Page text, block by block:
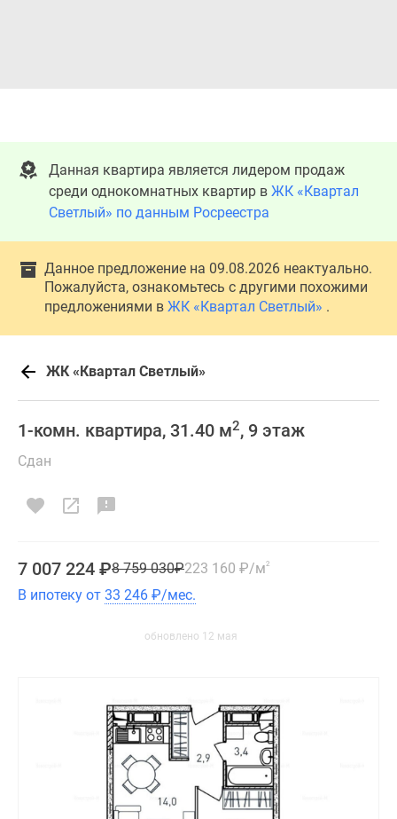
Данная квартира является лидером продаж
среди однокомнатных квартир в ЖК «Квартал
Светлый» по данным Росреестра
Данное предложение на 09.08.2026 неактуально.
Пожалуйста, ознакомьтесь с другими похожими
предложениями в ЖК «Квартал Светлый» .
ЖК «Квартал Светлый»
1-комн. квартира, 31.40 м2, 9 этаж
Сдан
7 007 224 ₽8 759 030₽223 160 ₽/м2
В ипотеку от 33 246 ₽/мес.
обновлено 12 мая